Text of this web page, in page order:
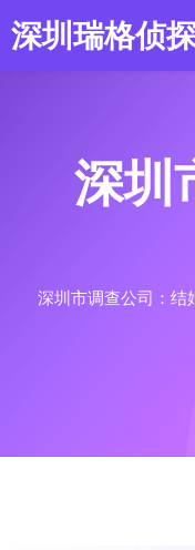
深圳
深圳市调查公司：结